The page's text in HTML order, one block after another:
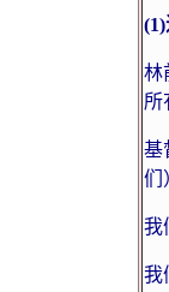
(1)
林
所
基
们
我
我